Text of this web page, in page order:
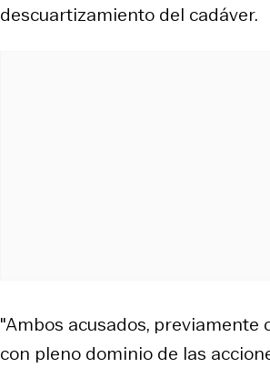
descuartizamiento del cadáver.
"Ambos acusados, previamente
con pleno dominio de las